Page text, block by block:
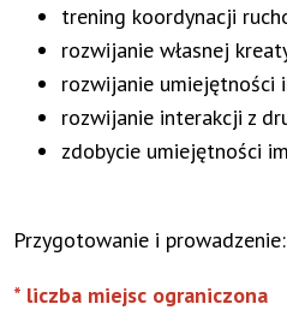
trening koordynacji
rozwijanie własnej
rozwijanie umiejętności
rozwijanie interakcji z
zdobycie umiejętności
Przygotowanie i
* liczba miejsc ograniczona